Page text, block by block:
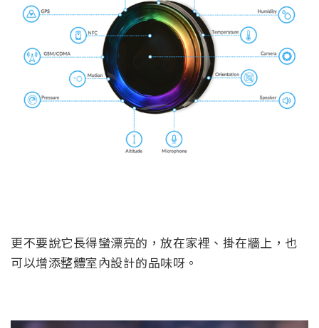
更不要說它長得蠻漂亮的，放在家裡、掛在牆上，也
可以增添整體室內設計的品味呀。